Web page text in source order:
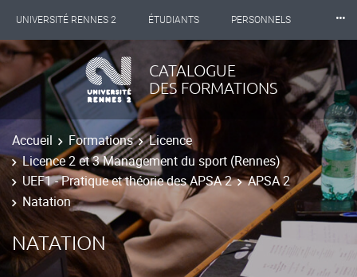
UNIVERSITÉ RENNES 2 ÉTUDIANTS PERSONNELS
INTERNATIONAL PROFESSIONNELS BIBLIOTHÈQUES
LES NOUVELLES DE RENNES 2
⸱⸱⸱
CATALOGUE
DES FORMATIONS
Accueil Formations
Licence
Licence 2 et 3 Management du sport (Rennes)
UEF1 - Pratique et théorie des APSA 2
APSA 2
Natation
NATATION